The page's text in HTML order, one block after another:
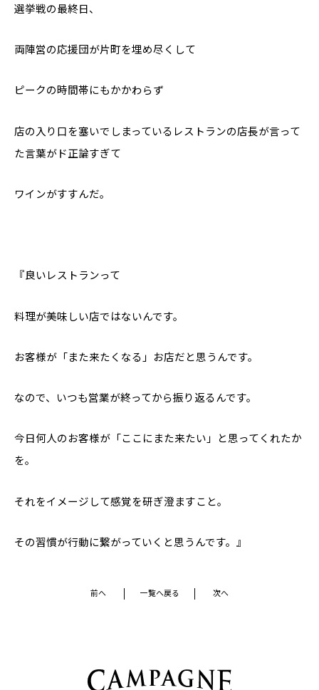
選挙戦の最終日、
両陣営の応援団が片町を埋め尽くして
ピークの時間帯にもかかわらず
店の入り口を塞いでしまっているレストランの店長が言って
た言葉がド正論すぎて
ワインがすすんだ。
『良いレストランって
料理が美味しい店ではないんです。
お客様が「また来たくなる」お店だと思うんです。
なので、いつも営業が終ってから振り返るんです。
今日何人のお客様が「ここにまた来たい」と思ってくれたか
を。
それをイメージして感覚を研ぎ澄ますこと。
その習慣が行動に繋がっていくと思うんです。』
前へ 一覧へ戻る 次へ